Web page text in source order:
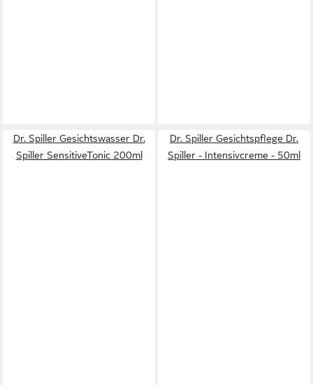
Dr. Spiller Gesichtswasser Dr.
Spiller SensitiveTonic 200ml
Dr. Spiller Gesichtspflege Dr.
Spiller - Intensivcreme - 50ml